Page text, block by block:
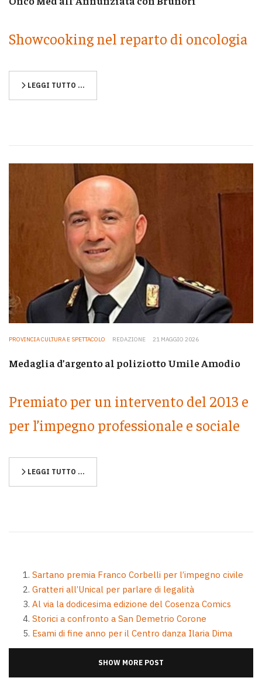
Showcooking nel reparto di oncologia
LEGGI TUTTO …
PROVINCIA CULTURA E SPETTACOLO REDAZIONE 21 MAGGIO 2026
Medaglia d’argento al poliziotto Umile Amodio
Premiato per un intervento del 2013 e
per l’impegno professionale e sociale
LEGGI TUTTO …
Sartano premia Franco Corbelli per l’impegno civile
Gratteri all’Unical per parlare di legalità
Al via la dodicesima edizione del Cosenza Comics
Storici a confronto a San Demetrio Corone
Esami di fine anno per il Centro danza Ilaria Dima
SHOW MORE POST